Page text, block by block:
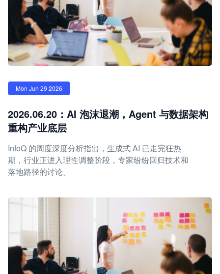
Mon Jun 29 2026
2026.06.20：AI 泡沫退潮，Agent 与数据架构
重构产业底层
InfoQ 的周度深度分析指出，生成式 AI 已走完狂热
期，行业正进入理性调整阶段，专家纷纷回归技术和
落地路径的讨论。